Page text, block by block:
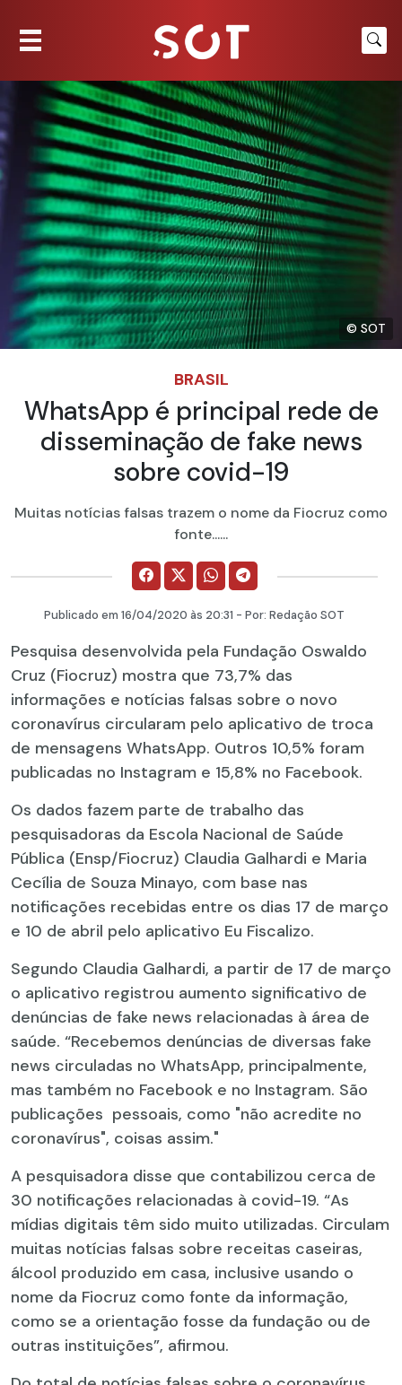
© SOT
BRASIL
WhatsApp é principal rede de
disseminação de fake news
sobre covid-19
Muitas notícias falsas trazem o nome da Fiocruz como
fonte......
Publicado em 16/04/2020 às 20:31 - Por: Redação SOT
Pesquisa desenvolvida pela Fundação Oswaldo
Cruz (Fiocruz) mostra que 73,7% das
informações e notícias falsas sobre o novo
coronavírus circularam pelo aplicativo de troca
de mensagens WhatsApp. Outros 10,5% foram
publicadas no Instagram e 15,8% no Facebook.
Os dados fazem parte de trabalho das
pesquisadoras da Escola Nacional de Saúde
Pública (Ensp/Fiocruz) Claudia Galhardi e Maria
Cecília de Souza Minayo, com base nas
notificações recebidas entre os dias 17 de março
e 10 de abril pelo aplicativo Eu Fiscalizo.
Segundo Claudia Galhardi, a partir de 17 de março
o aplicativo registrou aumento significativo de
denúncias de fake news relacionadas à área de
saúde. “Recebemos denúncias de diversas fake
news circuladas no WhatsApp, principalmente,
mas também no Facebook e no Instagram. São
publicações pessoais, como "não acredite no
coronavírus", coisas assim."
A pesquisadora disse que contabilizou cerca de
30 notificações relacionadas à covid-19. “As
mídias digitais têm sido muito utilizadas. Circulam
muitas notícias falsas sobre receitas caseiras,
álcool produzido em casa, inclusive usando o
nome da Fiocruz como fonte da informação,
como se a orientação fosse da fundação ou de
outras instituições”, afirmou.